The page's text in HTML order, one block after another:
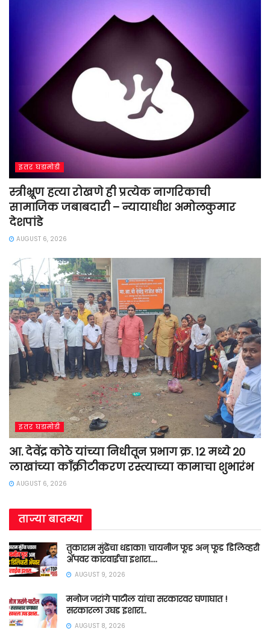
इतर घडामोडी
स्त्रीभ्रूण हत्या रोखणे ही प्रत्येक नागरिकाची
सामाजिक जबाबदारी – न्यायाधीश अमोलकुमार
देशपांडे
AUGUST 6, 2026
इतर घडामोडी
आ. देवेंद्र कोठे यांच्या निधीतून प्रभाग क्र. १२ मध्ये २०
लाखांच्या काँक्रीटीकरण रस्त्याच्या कामाचा शुभारंभ
AUGUST 6, 2026
ताज्या बातम्या
तुकाराम मुंढेंचा धडाका! चायनीज फूड अन् फूड डिलिव्हरी
ॲपवर कारवाईचा इशारा….
AUGUST 9, 2026
मनोज जरांगे पाटील यांचा सरकारवर घणाघात !
सरकारला उघड इशारा..
AUGUST 8, 2026